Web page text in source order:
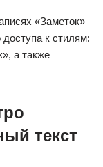
«Заметок»
к стилям:
а также
текст